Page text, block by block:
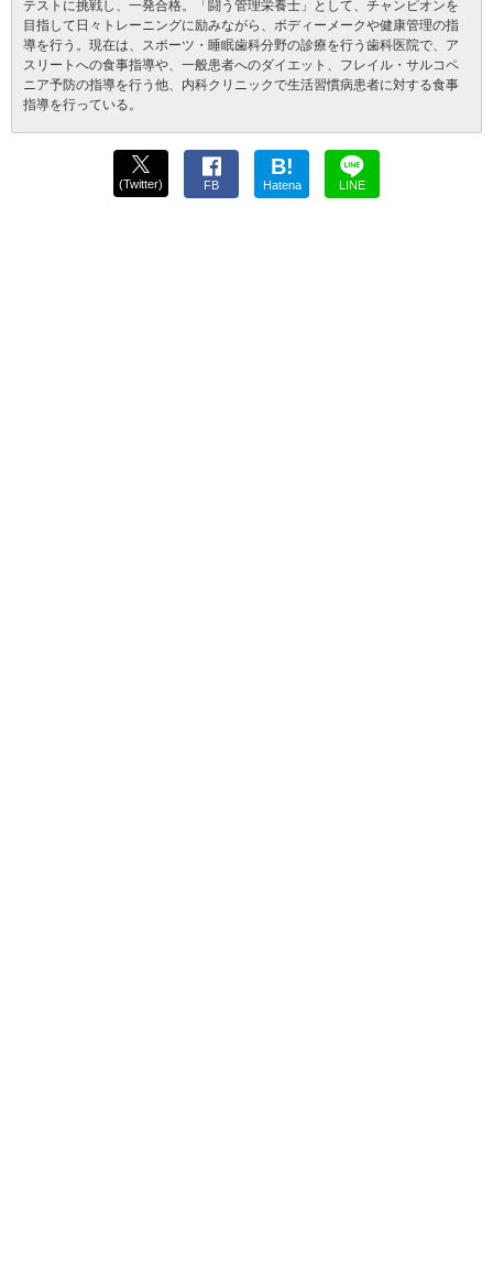
テストに挑戦し、一発合格。「闘う管理栄養士」として、チャンピオンを
目指して日々トレーニングに励みながら、ボディーメークや健康管理の指
導を行う。現在は、スポーツ・睡眠歯科分野の診療を行う歯科医院で、ア
スリートへの食事指導や、一般患者へのダイエット、フレイル・サルコペ
ニア予防の指導を行う他、内科クリニックで生活習慣病患者に対する食事
指導を行っている。
(Twitter) FB
B!
Hatena LINE